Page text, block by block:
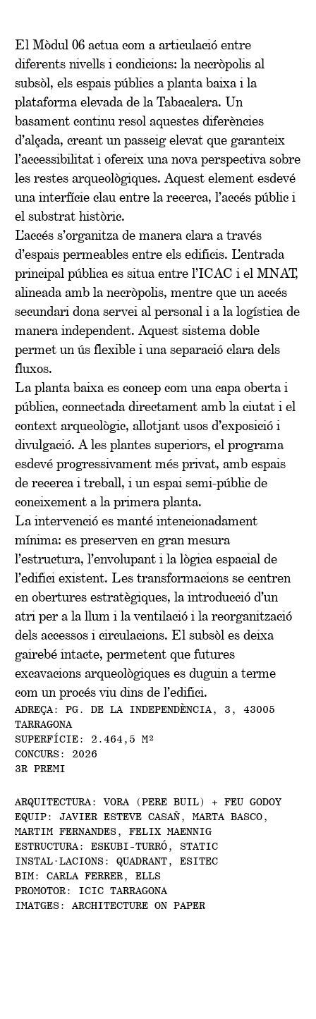
El Mòdul 06 actua com a articulació entre
diferents nivells i condicions: la necròpolis al
subsòl, els espais públics a planta baixa i la
plataforma elevada de la Tabacalera. Un
basament continu resol aquestes diferències
d’alçada, creant un passeig elevat que garanteix
l’accessibilitat i ofereix una nova perspectiva sobre
les restes arqueològiques. Aquest element esdevé
una interfície clau entre la recerca, l’accés públic i
el substrat històric.
L’accés s’organitza de manera clara a través
d’espais permeables entre els edificis. L’entrada
principal pública es situa entre l’ICAC i el MNAT,
alineada amb la necròpolis, mentre que un accés
secundari dona servei al personal i a la logística de
manera independent. Aquest sistema doble
permet un ús flexible i una separació clara dels
fluxos.
La planta baixa es concep com una capa oberta i
pública, connectada directament amb la ciutat i el
context arqueològic, allotjant usos d’exposició i
divulgació. A les plantes superiors, el programa
esdevé progressivament més privat, amb espais
de recerca i treball, i un espai semi-públic de
coneixement a la primera planta.
La intervenció es manté intencionadament
mínima: es preserven en gran mesura
l’estructura, l’envolupant i la lògica espacial de
l’edifici existent. Les transformacions se centren
en obertures estratègiques, la introducció d’un
atri per a la llum i la ventilació i la reorganització
dels accessos i circulacions. El subsòl es deixa
gairebé intacte, permetent que futures
excavacions arqueològiques es duguin a terme
com un procés viu dins de l’edifici.
ADREÇA: PG. DE LA INDEPENDÈNCIA, 3, 43005
TARRAGONA
SUPERFÍCIE: 2.464,5 M²
CONCURS: 2026
3R PREMI
ARQUITECTURA: VORA (PERE BUIL) + FEU GODOY
EQUIP: JAVIER ESTEVE CASAÑ, MARTA BASCO,
MARTIM FERNANDES, FELIX MAENNIG
ESTRUCTURA: ESKUBI-TURRÓ, STATIC
INSTAL·LACIONS: QUADRANT, ESITEC
BIM: CARLA FERRER, ELLS
PROMOTOR: ICIC TARRAGONA
IMATGES: ARCHITECTURE ON PAPER